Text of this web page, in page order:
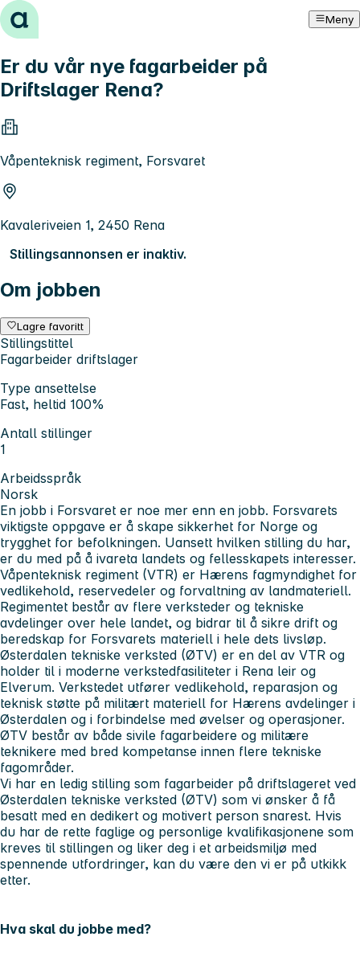
Hopp til innhold Meny
Er du vår nye fagarbeider på
Driftslager Rena?
Våpenteknisk regiment, Forsvaret
Kavaleriveien 1, 2450 Rena
Stillingsannonsen er inaktiv.
Om jobben
Lagre favoritt
Stillingstittel
Fagarbeider driftslager
Type ansettelse
Fast, heltid 100%
Antall stillinger
1
Arbeidsspråk
Norsk
En jobb i Forsvaret er noe mer enn en jobb. Forsvarets
viktigste oppgave er å skape sikkerhet for Norge og
trygghet for befolkningen. Uansett hvilken stilling du har,
er du med på å ivareta landets og fellesskapets interesser.
Våpenteknisk regiment (VTR) er Hærens fagmyndighet for
vedlikehold, reservedeler og forvaltning av landmateriell.
Regimentet består av flere verksteder og tekniske
avdelinger over hele landet, og bidrar til å sikre drift og
beredskap for Forsvarets materiell i hele dets livsløp.
Østerdalen tekniske verksted (ØTV) er en del av VTR og
holder til i moderne verkstedfasiliteter i Rena leir og
Elverum. Verkstedet utfører vedlikehold, reparasjon og
teknisk støtte på militært materiell for Hærens avdelinger i
Østerdalen og i forbindelse med øvelser og operasjoner.
ØTV består av både sivile fagarbeidere og militære
teknikere med bred kompetanse innen flere tekniske
fagområder.
Vi har en ledig stilling som fagarbeider på driftslageret ved
Østerdalen tekniske verksted (ØTV) som vi ønsker å få
besatt med en dedikert og motivert person snarest. Hvis
du har de rette faglige og personlige kvalifikasjonene som
kreves til stillingen og liker deg i et arbeidsmiljø med
spennende utfordringer, kan du være den vi er på utkikk
etter.
Hva skal du jobbe med?